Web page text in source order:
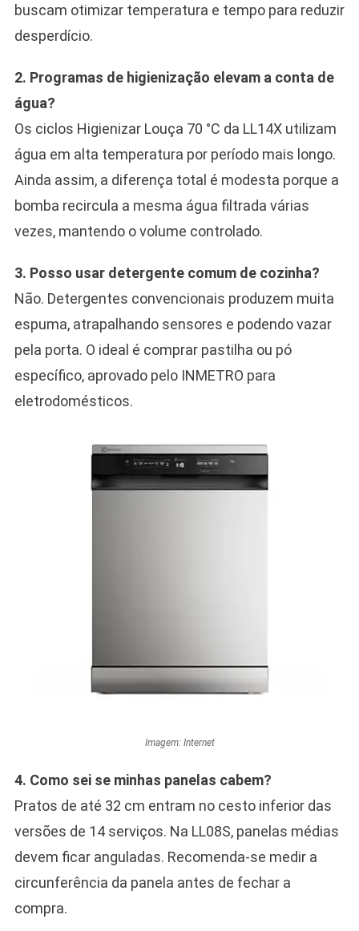
buscam otimizar temperatura e tempo para reduzir
desperdício.
2. Programas de higienização elevam a conta de
água?
Os ciclos Higienizar Louça 70 °C da LL14X utilizam
água em alta temperatura por período mais longo.
Ainda assim, a diferença total é modesta porque a
bomba recircula a mesma água filtrada várias
vezes, mantendo o volume controlado.
3. Posso usar detergente comum de cozinha?
Não. Detergentes convencionais produzem muita
espuma, atrapalhando sensores e podendo vazar
pela porta. O ideal é comprar pastilha ou pó
específico, aprovado pelo INMETRO para
eletrodomésticos.
Imagem: Internet
4. Como sei se minhas panelas cabem?
Pratos de até 32 cm entram no cesto inferior das
versões de 14 serviços. Na LL08S, panelas médias
devem ficar anguladas. Recomenda-se medir a
circunferência da panela antes de fechar a
compra.